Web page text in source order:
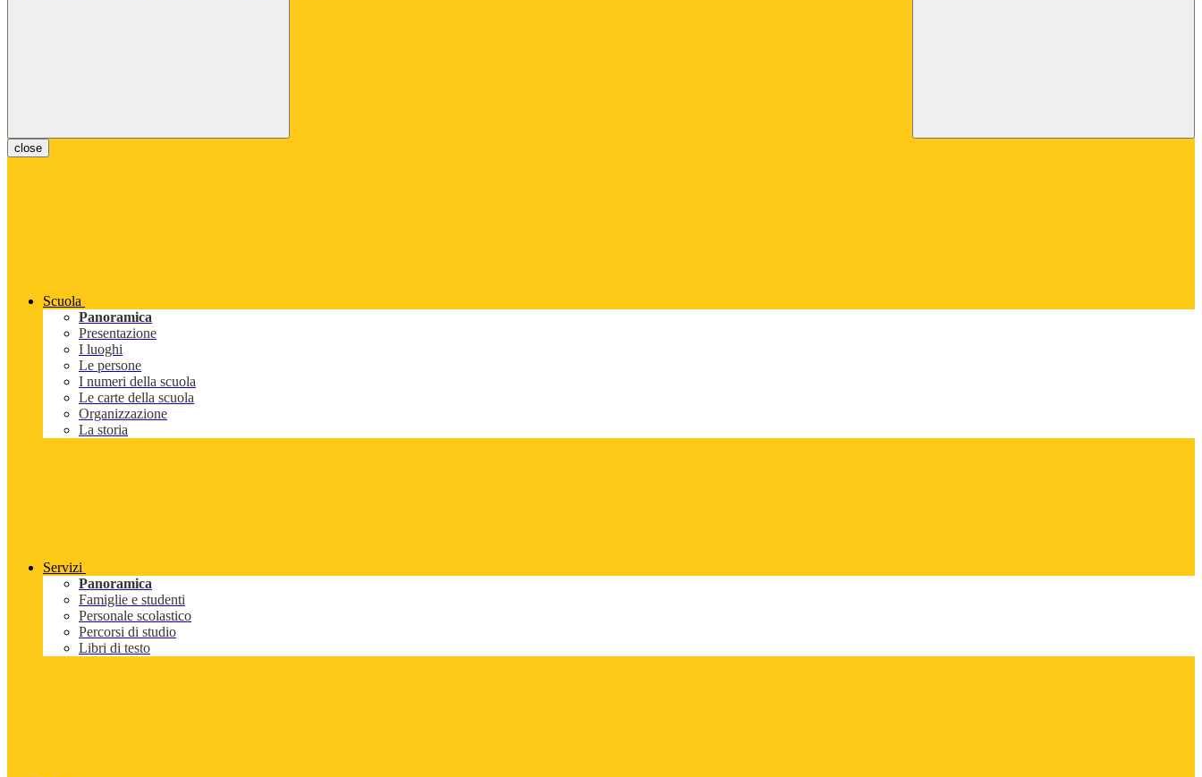
close
Scuola
Panoramica
Presentazione
I luoghi
Le persone
I numeri della scuola
Le carte della scuola
Organizzazione
La storia
Servizi
Panoramica
Famiglie e studenti
Personale scolastico
Percorsi di studio
Libri di testo